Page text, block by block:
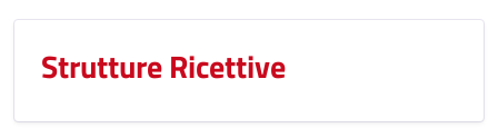
Strutture Ricettive